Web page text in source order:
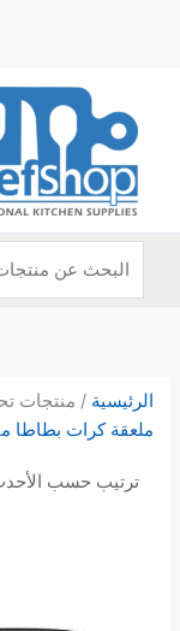
عن:
الرئيسية / منتجات
ملعقة كرات بطاطا